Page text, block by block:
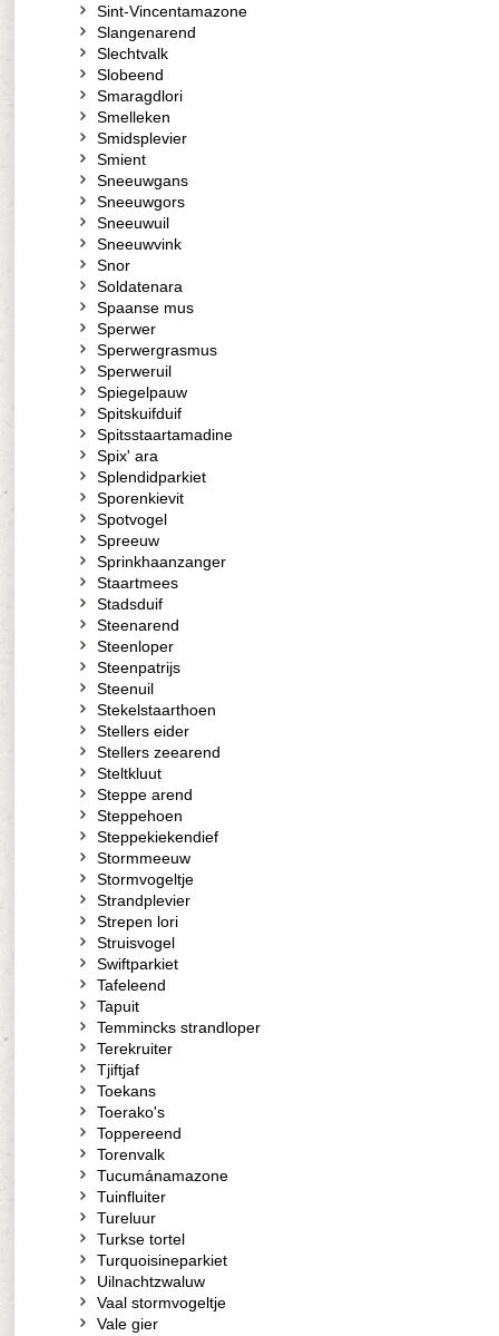
Sint-Vincentamazone
Slangenarend
Slechtvalk
Slobeend
Smaragdlori
Smelleken
Smidsplevier
Smient
Sneeuwgans
Sneeuwgors
Sneeuwuil
Sneeuwvink
Snor
Soldatenara
Spaanse mus
Sperwer
Sperwergrasmus
Sperweruil
Spiegelpauw
Spitskuifduif
Spitsstaartamadine
Spix' ara
Splendidparkiet
Sporenkievit
Spotvogel
Spreeuw
Sprinkhaanzanger
Staartmees
Stadsduif
Steenarend
Steenloper
Steenpatrijs
Steenuil
Stekelstaarthoen
Stellers eider
Stellers zeearend
Steltkluut
Steppe arend
Steppehoen
Steppekiekendief
Stormmeeuw
Stormvogeltje
Strandplevier
Strepen lori
Struisvogel
Swiftparkiet
Tafeleend
Tapuit
Temmincks strandloper
Terekruiter
Tjiftjaf
Toekans
Toerako's
Toppereend
Torenvalk
Tucumánamazone
Tuinfluiter
Tureluur
Turkse tortel
Turquoisineparkiet
Uilnachtzwaluw
Vaal stormvogeltje
Vale gier